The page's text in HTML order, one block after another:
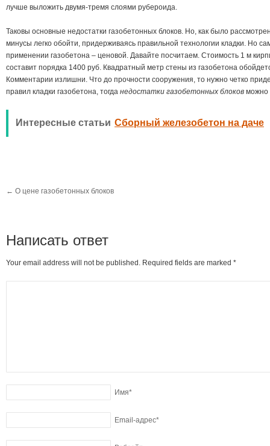
лучше выложить двумя-тремя слоями рубероида.
Таковы основные недостатки газобетонных блоков. Но, как было
минусы легко обойти, придерживаясь правильной технологии кладки. Но
применении газобетона – ценовой. Давайте посчитаем. Стоимость 1 м
составит порядка 1400 руб. Квадратный метр стены из газобетона
Комментарии излишни. Что до прочности сооружения, то нужно четко
правил кладки газобетона, тогда недостатки газобетонных блоков можно
Интересные статьи Сборный железобетон на даче
← О цене газобетонных блоков
Написать ответ
Your email address will not be published. Required fields are marked *
Имя*
Email-адрес*